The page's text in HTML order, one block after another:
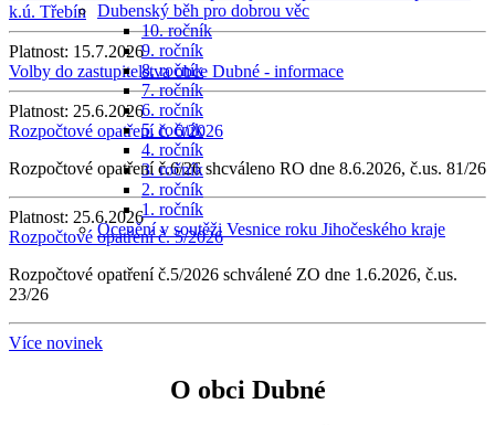
Dubenský běh pro dobrou věc
10. ročník
9. ročník
8. ročník
7. ročník
6. ročník
5. ročník
4. ročník
3. ročník
2. ročník
1. ročník
Ocenění v soutěži Vesnice roku Jihočeského kraje
k.ú. Třebín
Platnost: 15.7.2026
Volby do zastupitelstva obce Dubné - informace
Platnost: 25.6.2026
Rozpočtové opatření č. 6/2026
Rozpočtové opatření č.6/26 shcváleno RO dne 8.6.2026, č.us. 81/26
Platnost: 25.6.2026
Rozpočtové opatření č. 5/2026
Rozpočtové opatření č.5/2026 schválené ZO dne 1.6.2026, č.us.
23/26
Více novinek
O obci Dubné